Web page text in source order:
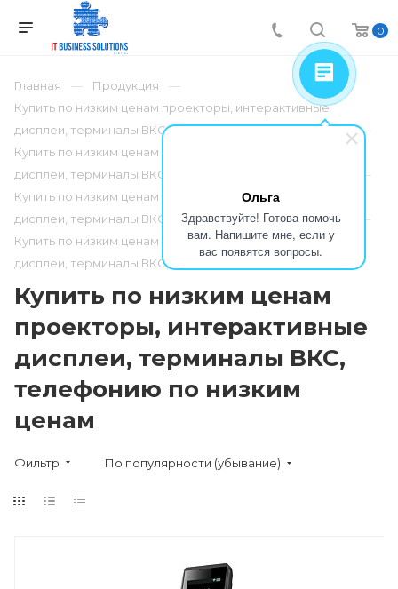
Ольга
Здравствуйте! Готова помочь
вам. Напишите мне, если у
вас появятся вопросы.
0
Главная
Продукция
Купить по низким ценам проекторы, интерактивные
дисплеи, терминалы ВКС, телефонию по низким ценам
Купить по низким ценам проекторы, интерактивные
дисплеи, терминалы ВКС, телефонию по низким ценам
Купить по низким ценам проекторы, интерактивные
дисплеи, терминалы ВКС, телефонию по низким ценам
Купить по низким ценам проекторы, интерактивные
дисплеи, терминалы ВКС, телефонию по низким ценам
Купить по низким ценам
проекторы, интерактивные
дисплеи, терминалы ВКС,
телефонию по низким
ценам
Фильтр По популярности (убывание)